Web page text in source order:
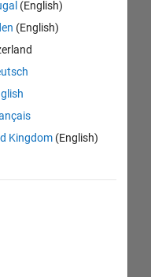
(English)
(English)
Kingdom(English)